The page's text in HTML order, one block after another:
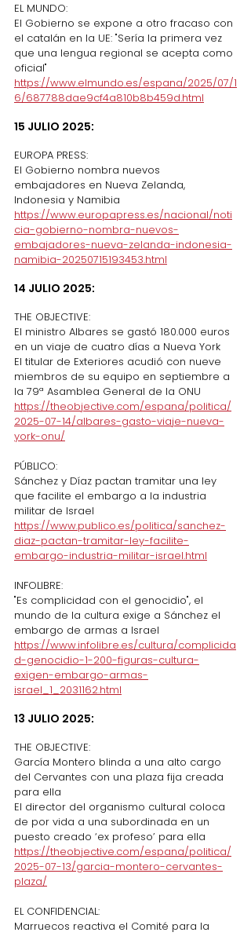
EL MUNDO:
El Gobierno se expone a otro fracaso con
el catalán en la UE: "Sería la primera vez
que una lengua regional se acepta como
oficial"
https://www.elmundo.es/espana/2025/07/1
6/687788dae9cf4a810b8b459d.html
15 JULIO 2025:
EUROPA PRESS:
El Gobierno nombra nuevos
embajadores en Nueva Zelanda,
Indonesia y Namibia
https://www.europapress.es/nacional/noti
cia-gobierno-nombra-nuevos-
embajadores-nueva-zelanda-indonesia-
namibia-20250715193453.html
14 JULIO 2025:
THE OBJECTIVE:
El ministro Albares se gastó 180.000 euros
en un viaje de cuatro días a Nueva York
El titular de Exteriores acudió con nueve
miembros de su equipo en septiembre a
la 79ª Asamblea General de la ONU
https://theobjective.com/espana/politica/
2025-07-14/albares-gasto-viaje-nueva-
york-onu/
PÚBLICO:
Sánchez y Díaz pactan tramitar una ley
que facilite el embargo a la industria
militar de Israel
https://www.publico.es/politica/sanchez-
diaz-pactan-tramitar-ley-facilite-
embargo-industria-militar-israel.html
INFOLIBRE:
"Es complicidad con el genocidio", el
mundo de la cultura exige a Sánchez el
embargo de armas a Israel
https://www.infolibre.es/cultura/complicida
d-genocidio-1-200-figuras-cultura-
exigen-embargo-armas-
israel_1_2031162.html
13 JULIO 2025:
THE OBJECTIVE:
García Montero blinda a una alto cargo
del Cervantes con una plaza fija creada
para ella
El director del organismo cultural coloca
de por vida a una subordinada en un
puesto creado ‘ex profeso’ para ella
https://theobjective.com/espana/politica/
2025-07-13/garcia-montero-cervantes-
plaza/
EL CONFIDENCIAL:
Marruecos reactiva el Comité para la